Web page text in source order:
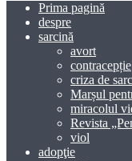
Prima pagină
despre
sarcină
avort
contracepție
criza de
Marșul
miracolul
Revista
viol
adopţie